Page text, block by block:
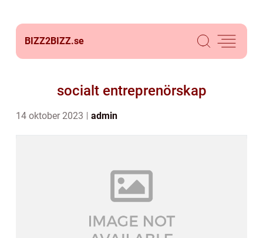
BIZZ2BIZZ.se
socialt entreprenörskap
14 oktober 2023 admin